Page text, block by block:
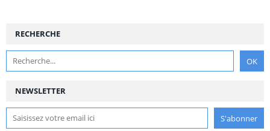
NEWSLETTER
RECHERCHE